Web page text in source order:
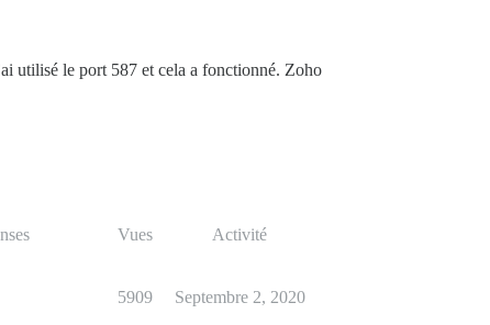
utilisé le port 587 et cela a fonctionné. Zoho
Vues Activité
5909 Septembre 2, 2020